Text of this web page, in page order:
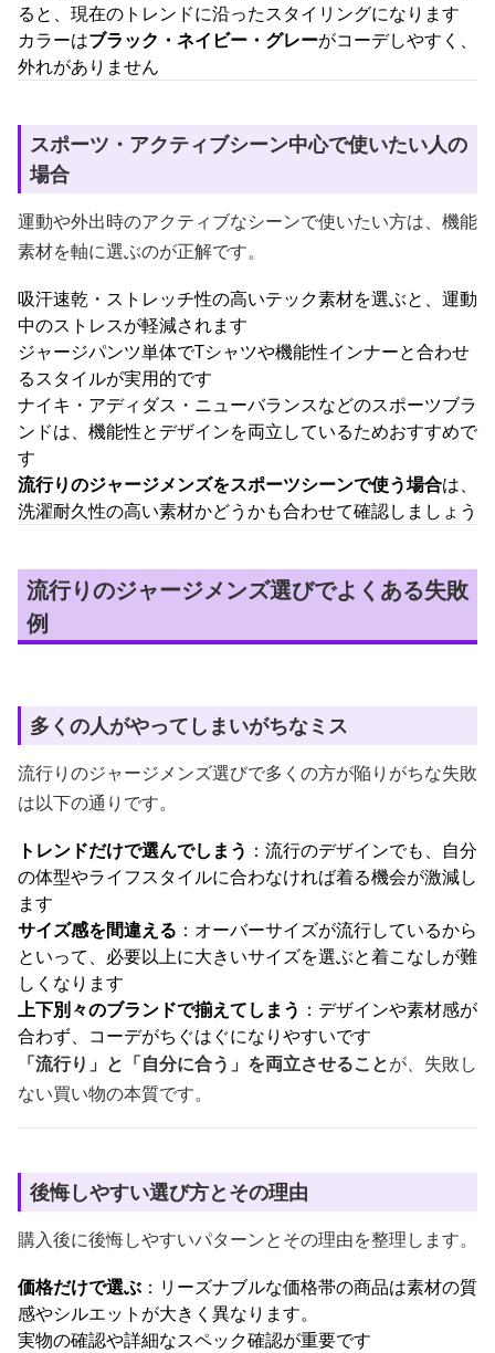
ると、現在のトレンドに沿ったスタイリングになります
カラーはブラック・ネイビー・グレーがコーデしやすく、
外れがありません
スポーツ・アクティブシーン中心で使いたい人の
場合
運動や外出時のアクティブなシーンで使いたい方は、機能
素材を軸に選ぶのが正解です。
吸汗速乾・ストレッチ性の高いテック素材を選ぶと、運動
中のストレスが軽減されます
ジャージパンツ単体でTシャツや機能性インナーと合わせ
るスタイルが実用的です
ナイキ・アディダス・ニューバランスなどのスポーツブラ
ンドは、機能性とデザインを両立しているためおすすめで
す
流行りのジャージメンズをスポーツシーンで使う場合は、
洗濯耐久性の高い素材かどうかも合わせて確認しましょう
流行りのジャージメンズ選びでよくある失敗
例
多くの人がやってしまいがちなミス
流行りのジャージメンズ選びで多くの方が陥りがちな失敗
は以下の通りです。
トレンドだけで選んでしまう ：流行のデザインでも、自分
の体型やライフスタイルに合わなければ着る機会が激減し
ます
サイズ感を間違える ：オーバーサイズが流行しているから
といって、必要以上に大きいサイズを選ぶと着こなしが難
しくなります
上下別々のブランドで揃えてしまう ：デザインや素材感が
合わず、コーデがちぐはぐになりやすいです
「流行り」と「自分に合う」を両立させることが、失敗し
ない買い物の本質です。
後悔しやすい選び方とその理由
購入後に後悔しやすいパターンとその理由を整理します。
価格だけで選ぶ ：リーズナブルな価格帯の商品は素材の質
感やシルエットが大きく異なります。
実物の確認や詳細なスペック確認が重要です